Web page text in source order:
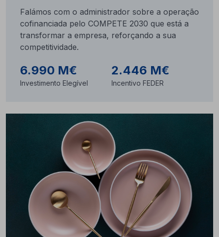
Falámos com o administrador sobre a operação
cofinanciada pelo COMPETE 2030 que está a
transformar a empresa, reforçando a sua
competitividade.
6.990 M€
Investimento Elegível
2.446 M€
Incentivo FEDER